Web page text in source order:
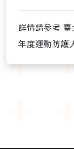
詳情請參考
年度運動防護